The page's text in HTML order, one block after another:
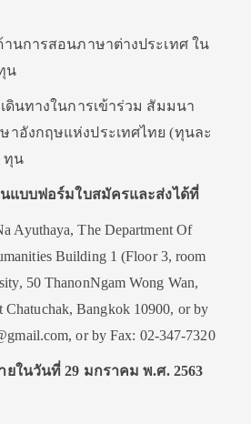
นการสอนภาษาต่างประเทศ ใน
น
ดินทางในการเข้าร่วม สัมมนา
อังกฤษแห่งประเทศไทย (ทุนละ
ทุน
นแบบฟอร์มใบสมัครและส่งได้ที่
Ayuthaya, The Department Of
Building 1 (Floor 3, room
50 ThanonNgam Wong Wan,
Bangkok 10900, or by
or by Fax: 02-347-7320
ในวันที่ 29 มกราคม พ.ศ. 2563